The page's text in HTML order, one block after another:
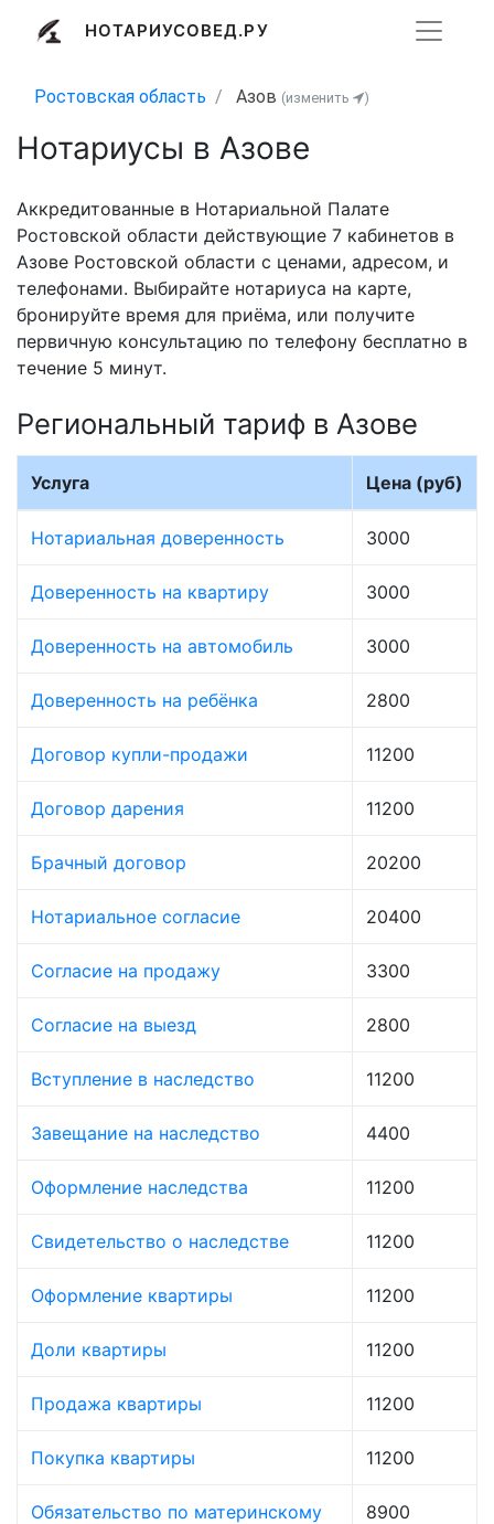
НОТАРИУСОВЕД.РУ
Ростовская область Азов (изменить )
Нотариусы в Азове
Аккредитованные в Нотариальной Палате
Ростовской области действующие 7 кабинетов в
Азове Ростовской области с ценами, адресом, и
телефонами. Выбирайте нотариуса на карте,
бронируйте время для приёма, или получите
первичную консультацию по телефону бесплатно в
течение 5 минут.
Региональный тариф в Азове
Услуга Цена (руб)
Нотариальная доверенность 3000
Доверенность на квартиру 3000
Доверенность на автомобиль 3000
Доверенность на ребёнка 2800
Договор купли-продажи 11200
Договор дарения 11200
Брачный договор 20200
Нотариальное согласие 20400
Согласие на продажу 3300
Согласие на выезд 2800
Вступление в наследство 11200
Завещание на наследство 4400
Оформление наследства 11200
Свидетельство о наследстве 11200
Оформление квартиры 11200
Доли квартиры 11200
Продажа квартиры 11200
Покупка квартиры 11200
Обязательство по материнскому
8900